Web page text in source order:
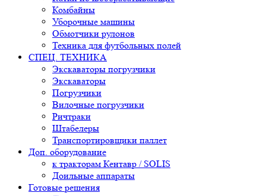
Комбайны
Уборочные машины
Обмотчики рулонов
Техника для футбольных полей
СПЕЦ. ТЕХНИКА
Экскаваторы погрузчики
Экскаваторы
Погрузчики
Вилочные погрузчики
Ричтраки
Штабелеры
Транспортировщики паллет
Доп. оборудование
к тракторам Кентавр / SOLIS
Доильные аппараты
Готовые решения